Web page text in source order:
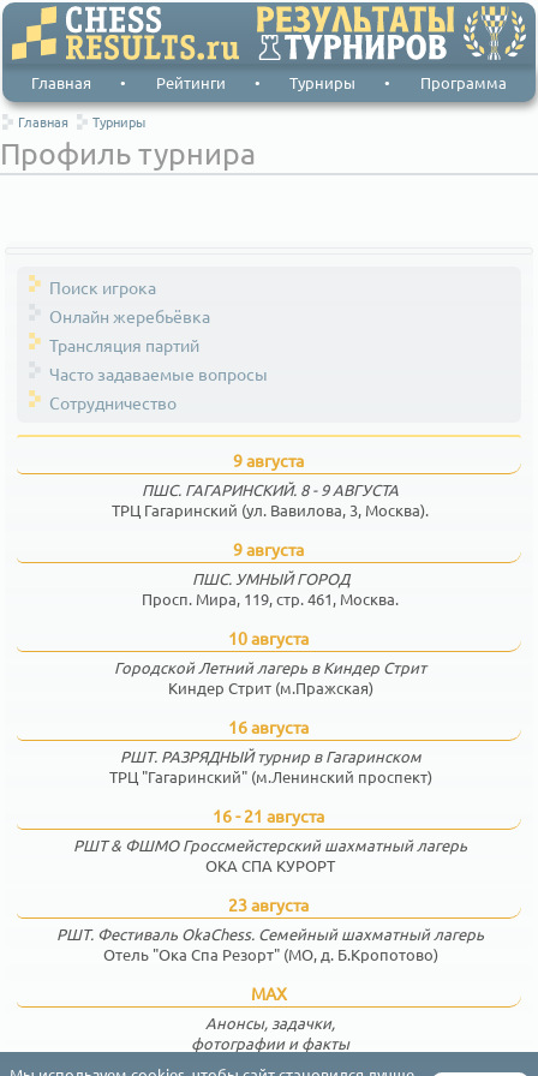
Главная • Рейтинги • Турниры • Программа
Главная Турниры
Профиль турнира
Поиск игрока
Онлайн жеребьёвка
Трансляция партий
Часто задаваемые вопросы
Сотрудничество
9 августа
ПШС. ГАГАРИНСКИЙ. 8 - 9 АВГУСТА
ТРЦ Гагаринский (ул. Вавилова, 3, Москва).
9 августа
ПШС. УМНЫЙ ГОРОД
Просп. Мира, 119, стр. 461, Москва.
10 августа
Городской Летний лагерь в Киндер Стрит
Киндер Стрит (м.Пражская)
16 августа
РШТ. РАЗРЯДНЫЙ турнир в Гагаринском
ТРЦ "Гагаринский" (м.Ленинский проспект)
16 - 21 августа
РШТ & ФШМО Гроссмейстерский шахматный лагерь
ОКА СПА КУРОРТ
23 августа
РШТ. Фестиваль OkaChess. Семейный шахматный лагерь
Отель "Ока Спа Резорт" (МО, д. Б.Кропотово)
MAX
Анонсы, задачки,
фотографии и факты